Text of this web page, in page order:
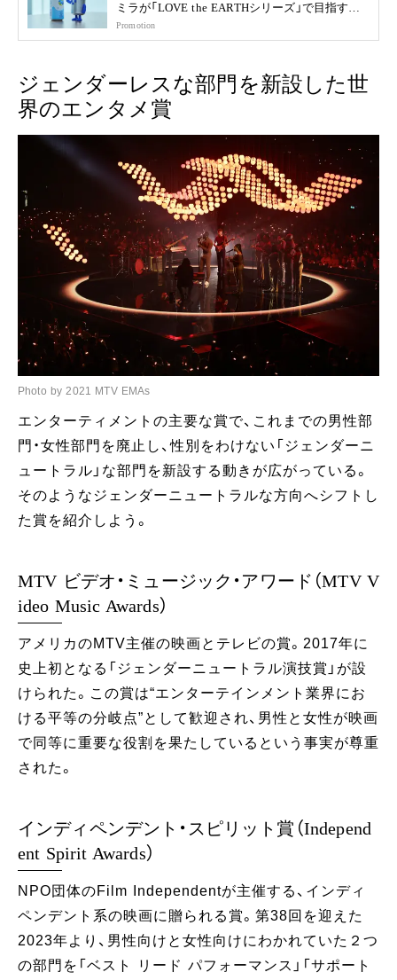
ミラが「LOVE the EARTHシリーズ」で目指す未
来
Promotion
ジェンダーレスな部門を新設した世
界のエンタメ賞
Photo by 2021 MTV EMAs
エンターティメントの主要な賞で、これまでの男性部
門・女性部門を廃止し、性別をわけない「ジェンダーニ
ュートラル」な部門を新設する動きが広がっている。
そのようなジェンダーニュートラルな方向へシフトし
た賞を紹介しよう。
MTV ビデオ・ミュージック・アワード（MTV V
ideo Music Awards）
アメリカのMTV主催の映画とテレビの賞。2017年に
史上初となる「ジェンダーニュートラル演技賞」が設
けられた。この賞は“エンターテインメント業界にお
ける平等の分岐点”として歓迎され、男性と女性が映画
で同等に重要な役割を果たしているという事実が尊重
された。
インディペンデント・スピリット賞（Independ
ent Spirit Awards）
NPO団体のFilm Independentが主催する、インディ
ペンデント系の映画に贈られる賞。第38回を迎えた
2023年より、男性向けと女性向けにわかれていた２つ
の部門を「ベスト リード パフォーマンス」「サポート